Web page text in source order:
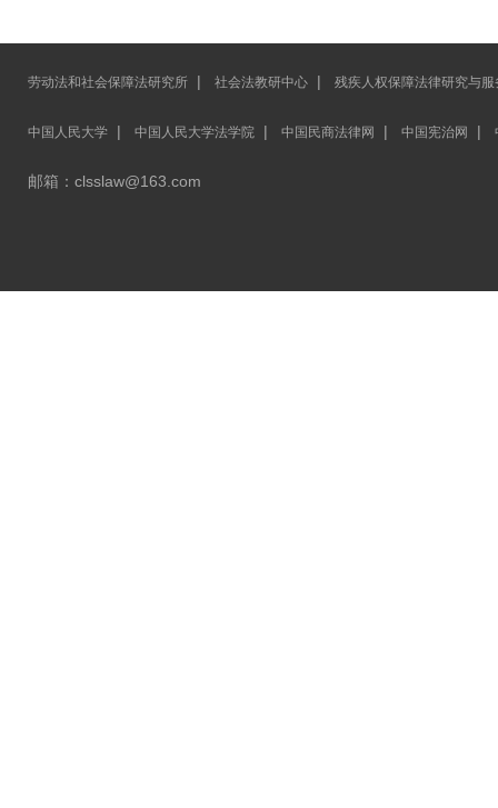
劳动法和社会保障法研究所 | 社会法教研中心 | 残疾人权保障法律研究与服
中国人民大学 | 中国人民大学法学院 | 中国民商法律网 | 中国宪治网 |
邮箱：clsslaw@163.com